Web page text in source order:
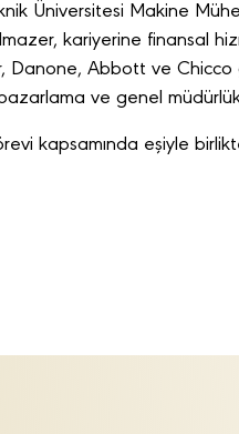
Üniversitesi Makine
kariyerine finansal
Danone, Abbott ve
ve genel
kapsamında eşiyle